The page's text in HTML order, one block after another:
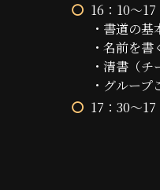
16：10～
・書道の基
・名前を書
・清書（チ
・グルー
17：30～